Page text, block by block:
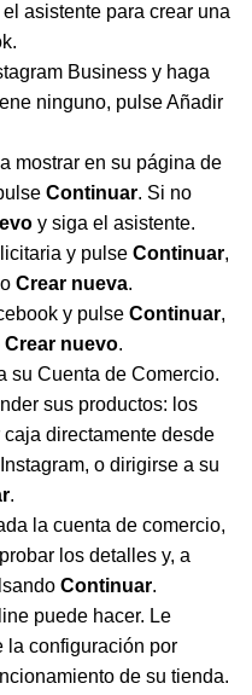
asistente para crear una
Business y haga
ninguno, pulse Añadir
mostrar en su página de
Continuar. Si no
y siga el asistente.
y pulse Continuar,
Crear nueva.
y pulse Continuar,
Crear nuevo.
su Cuenta de Comercio.
sus productos: los
directamente desde
o dirigirse a su
.
la cuenta de comercio,
los detalles y, a
Continuar.
puede hacer. Le
la configuración por
de su tienda.